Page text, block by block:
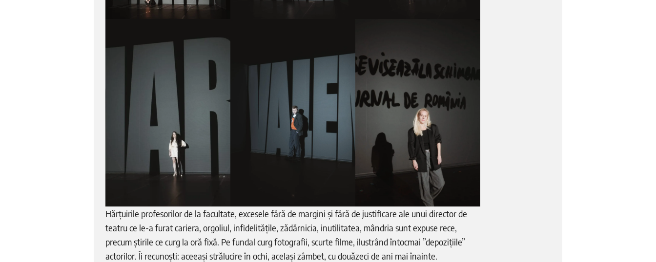
Hărțuirile profesorilor de la facultate, excesele fără de margini și fără de justificare ale unui director de
teatru ce le-a furat cariera, orgoliul, infidelitățile, zădărnicia, inutilitatea, mândria sunt expuse rece,
precum știrile ce curg la oră fixă. Pe fundal curg fotografii, scurte filme, ilustrând întocmai ”depozițiile”
actorilor. Îi recunoști: aceeași strălucire în ochi, același zâmbet, cu douăzeci de ani mai înainte.